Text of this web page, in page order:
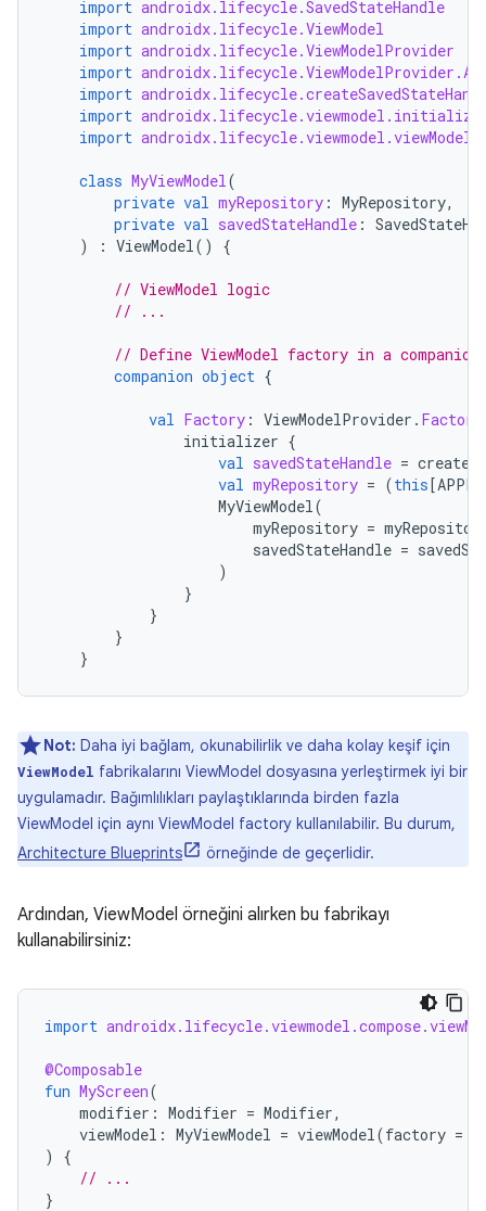
import androidx.lifecycle.SavedStateHandle
import androidx.lifecycle.ViewModel
import androidx.lifecycle.ViewModelProvider
import
import
import
import
class MyViewModel(
private val myRepository : MyRepository,
private val savedStateHandle :
)
: ViewModel() {
// ViewModel logic
// ...
// Define ViewModel factory in a
companion object {
val Factory : ViewModelProvider . Factory
initializer {
val savedStateHandle =
val myRepository = (this[
MyViewModel(
myRepository =
savedStateHandle =
)
}
}
}
}
Not: Daha iyi bağlam, okunabilirlik ve daha kolay keşif için
ViewModel fabrikalarını ViewModel dosyasına yerleştirmek iyi bir
uygulamadır. Bağımlılıkları paylaştıklarında birden fazla
ViewModel için aynı ViewModel factory kullanılabilir. Bu durum,
Architecture Blueprints
örneğinde de geçerlidir.
Ardından, ViewModel örneğini alırken bu fabrikayı
kullanabilirsiniz:
import
@Composable
fun MyScreen(
modifier : Modifier = Modifier,
viewModel : MyViewModel = viewModel(factory =
)
{
// ...
}